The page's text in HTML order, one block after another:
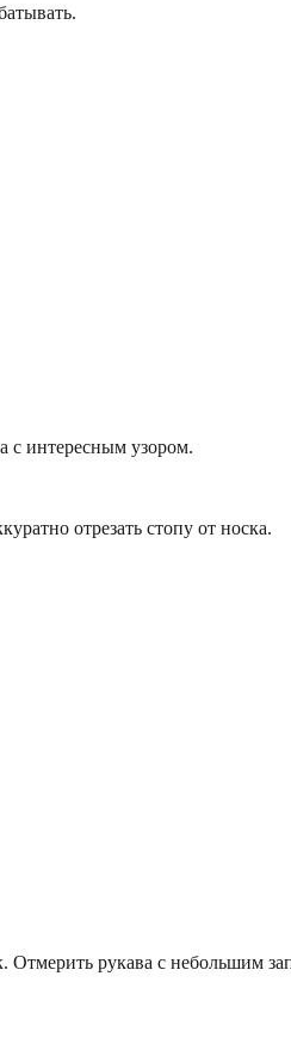
с интересным узором.
отрезать стопу от носка.
Отмерить рукава с небольшим